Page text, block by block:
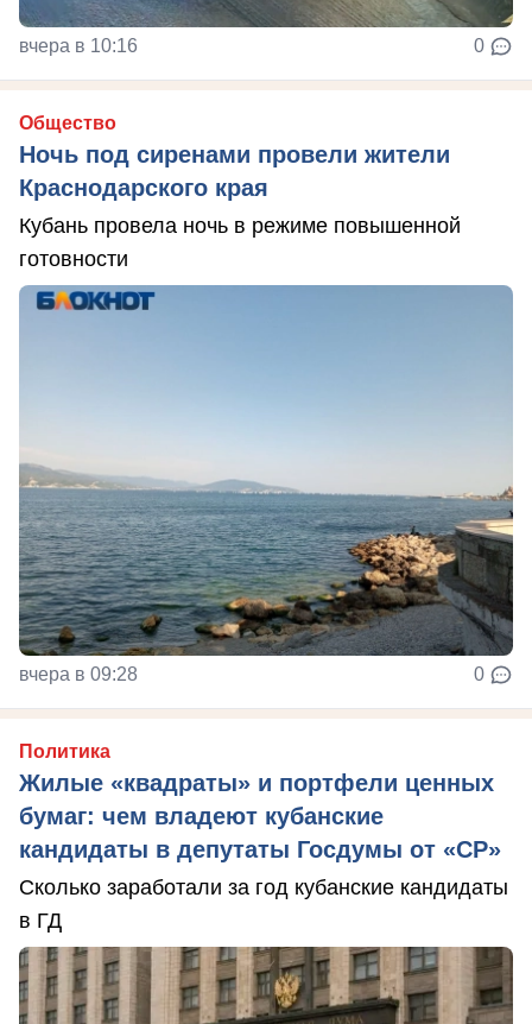
вчера в 10:16 0
Общество
Ночь под сиренами провели жители
Краснодарского края
Кубань провела ночь в режиме повышенной
готовности
вчера в 09:28 0
Политика
Жилые «квадраты» и портфели ценных
бумаг: чем владеют кубанские
кандидаты в депутаты Госдумы от «СР»
Сколько заработали за год кубанские кандидаты
в ГД